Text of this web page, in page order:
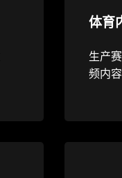
体育
生产
频内